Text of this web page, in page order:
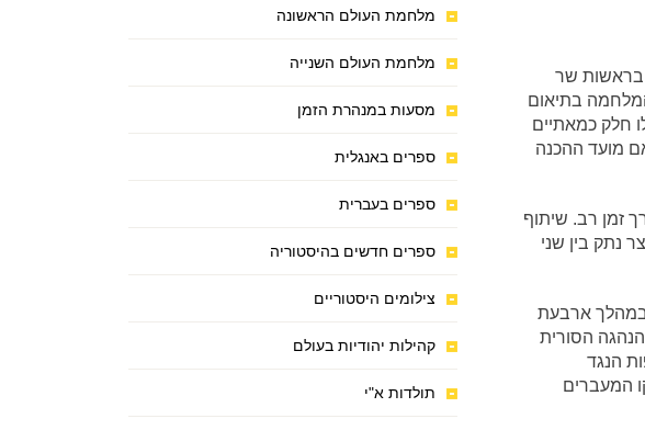
בראשות שר
המלחמה בתיאום
חלק כמאתיים
מועד ההכנה
זמן רב. שיתוף
נתק בין שני
במהלך ארבעת
ההנהגה הסורית
הנגד
המעברים
מלחמת העולם הראשונה
מלחמת העולם השנייה
מסעות במנהרת הזמן
ספרים באנגלית
ספרים בעברית
ספרים חדשים בהיסטוריה
צילומים היסטוריים
קהילות יהודיות בעולם
תולדות א"י